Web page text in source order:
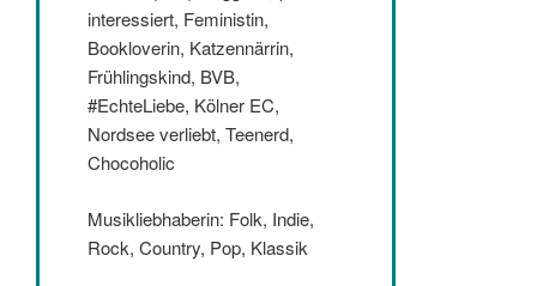
interessiert, Feministin,
Bookloverin, Katzennärrin,
Frühlingskind, BVB,
#EchteLiebe, Kölner EC,
Nordsee verliebt, Teenerd,
Chocoholic
Musikliebhaberin: Folk, Indie,
Rock, Country, Pop, Klassik